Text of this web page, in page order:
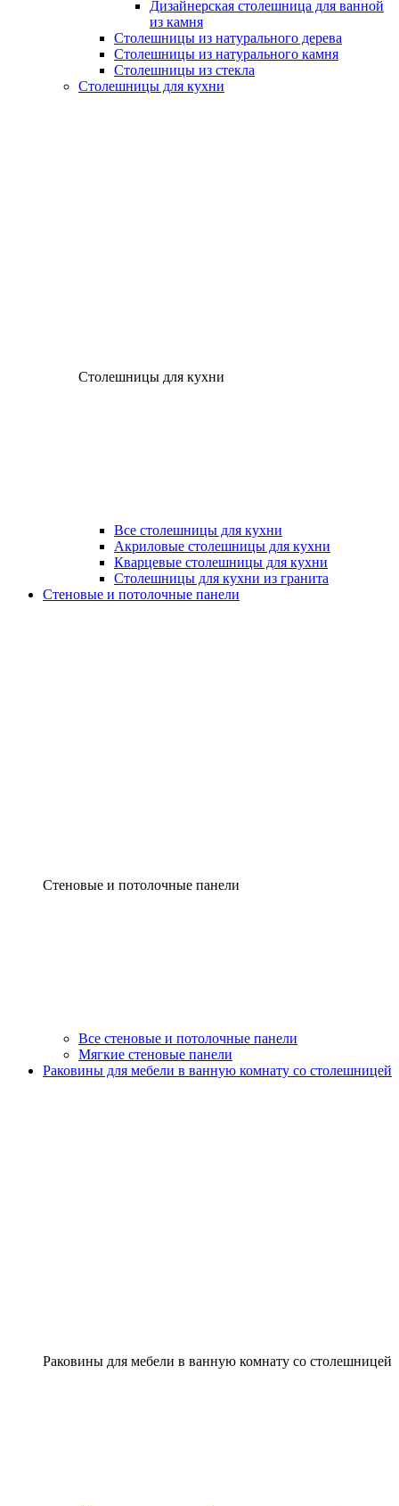
Дизайнерская столешница для ванной
из камня
Столешницы из натурального дерева
Столешницы из натурального камня
Столешницы из стекла
Столешницы для кухни
Столешницы для кухни
Все столешницы для кухни
Акриловые столешницы для кухни
Кварцевые столешницы для кухни
Столешницы для кухни из гранита
Стеновые и потолочные панели
Стеновые и потолочные панели
Все стеновые и потолочные панели
Мягкие стеновые панели
Раковины для мебели в ванную комнату со столешницей
Раковины для мебели в ванную комнату со столешницей